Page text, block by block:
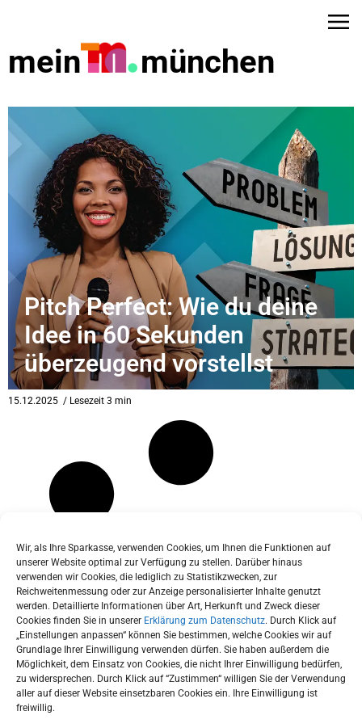
Wir, als Ihre Sparkasse, verwenden Cookies, um Ihnen die Funktionen auf
unserer Website optimal zur Verfügung zu stellen. Darüber hinaus
verwenden wir Cookies, die lediglich zu Statistikzwecken, zur
Reichweitenmessung oder zur Anzeige personalisierter Inhalte genutzt
werden. Detaillierte Informationen über Art, Herkunft und Zweck dieser
Cookies finden Sie in unserer Erklärung zum Datenschutz. Durch Klick auf
„Einstellungen anpassen“ können Sie bestimmen, welche Cookies wir auf
Grundlage Ihrer Einwilligung verwenden dürfen. Sie haben außerdem die
Möglichkeit, dem Einsatz von Cookies, die nicht Ihrer Einwilligung bedürfen,
zu widersprechen. Durch Klick auf “Zustimmen“ willigen Sie der Verwendung
aller auf dieser Website einsetzbaren Cookies ein. Ihre Einwilligung ist
freiwillig.
mein münchen
Pitch Perfect: Wie du deine
Idee in 60 Sekunden
überzeugend vorstellst
15.12.2025 / Lesezeit 3 min